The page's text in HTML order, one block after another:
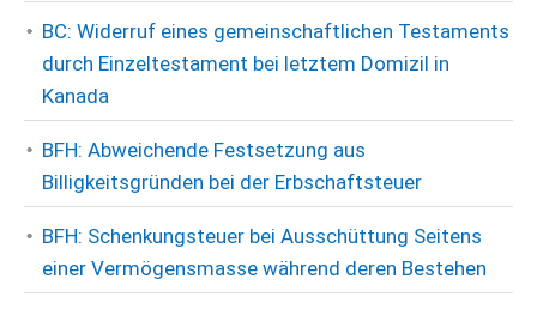
BC: Widerruf eines gemeinschaftlichen Testaments
durch Einzeltestament bei letztem Domizil in
Kanada
BFH: Abweichende Festsetzung aus
Billigkeitsgründen bei der Erbschaftsteuer
BFH: Schenkungsteuer bei Ausschüttung Seitens
einer Vermögensmasse während deren Bestehen